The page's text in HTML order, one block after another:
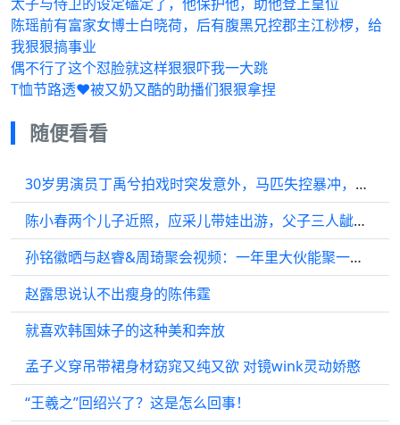
陈瑶前有富家女博士白晓荷，后有腹黑兄控郡主江桫椤，给
我狠狠搞事业
偶不行了这个怼脸就这样狠狠吓我一大跳
T恤节路透❤‍被又奶又酷的助播们狠狠拿捏
随便看看
30岁男演员丁禹兮拍戏时突发意外，马匹失控暴冲，致其险些坠马
陈小春两个儿子近照，应采儿带娃出游，父子三人龇牙笑似复制粘贴
孙铭徽晒与赵睿&周琦聚会视频：一年里大伙能聚一起的时候真不多
赵露思说认不出瘦身的陈伟霆
就喜欢韩国妹子的这种美和奔放
孟子义穿吊带裙身材窈窕又纯又欲 对镜wink灵动娇憨
“王羲之”回绍兴了？这是怎么回事！